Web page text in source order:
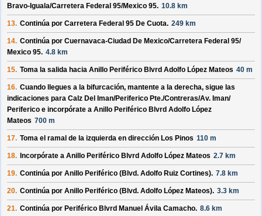
Bravo-Iguala/Carretera Federal 95/Mexico 95. 10.8 km
13. Continúa por Carretera Federal 95 De Cuota. 249 km
14. Continúa por Cuernavaca-Ciudad De Mexico/Carretera Federal 95/
Mexico 95. 4.8 km
15. Toma la salida hacia Anillo Periférico Blvrd Adolfo López Mateos 40 m
16. Cuando llegues a la bifurcación, mantente a la derecha, sigue las
indicaciones para Calz Del Iman/Periferico Pte./Contreras/Av. Iman/
Periferico e incorpórate a Anillo Periférico Blvrd Adolfo López
Mateos 700 m
17. Toma el ramal de la izquierda en dirección Los Pinos 110 m
18. Incorpórate a Anillo Periférico Blvrd Adolfo López Mateos 2.7 km
19. Continúa por Anillo Periférico (Blvd. Adolfo Ruiz Cortines). 7.8 km
20. Continúa por Anillo Periférico (Blvd. Adolfo López Mateos). 3.3 km
21. Continúa por Periférico Blvrd Manuel Ávila Camacho. 8.6 km